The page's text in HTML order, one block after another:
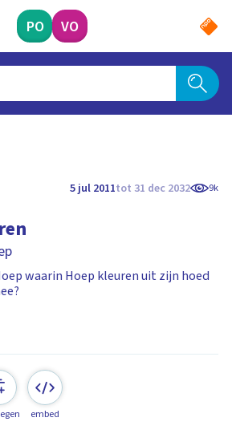
PO VO
5 jul 2011tot 31 dec 2032 9k
waarin Hoep kleuren uit zijn hoed
embed